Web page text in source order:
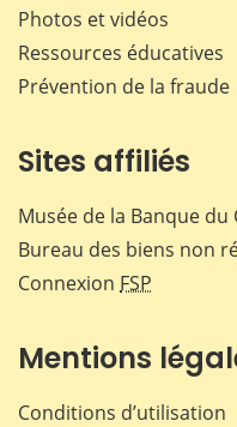
Photos et vidéos
Ressources éducatives
Prévention de la fraude
Sites affiliés
Musée de la Banque du
Bureau des biens non
Connexion FSP
Mentions
Conditions d’utilisation